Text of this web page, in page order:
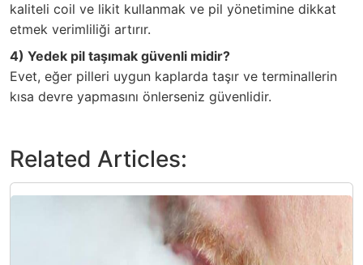
kaliteli coil ve likit kullanmak ve pil yönetimine dikkat
etmek verimliliği artırır.
4) Yedek pil taşımak güvenli midir?
Evet, eğer pilleri uygun kaplarda taşır ve terminallerin
kısa devre yapmasını önlerseniz güvenlidir.
Related Articles: